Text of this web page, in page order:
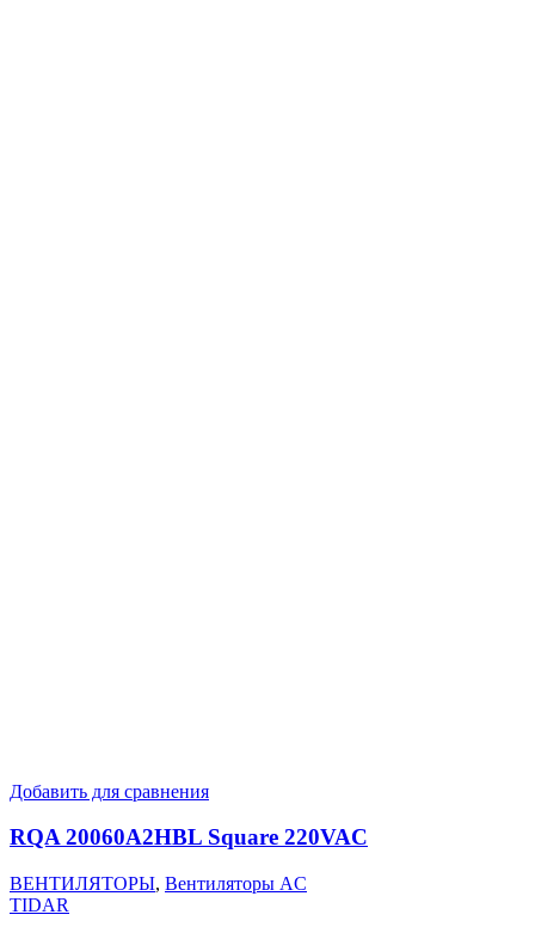
Добавить для сравнения
RQA 20060A2HBL Square 220VAC
ВЕНТИЛЯТОРЫ, Вентиляторы AC
TIDAR